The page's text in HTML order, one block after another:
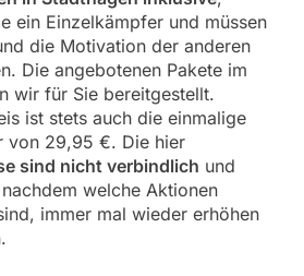
ein Einzelkämpfer und müssen
die Motivation der anderen
Die angebotenen Pakete im
wir für Sie bereitgestellt.
ist stets auch die einmalige
von 29,95 €. Die hier
sind nicht verbindlich und
welche Aktionen
immer mal wieder erhöhen